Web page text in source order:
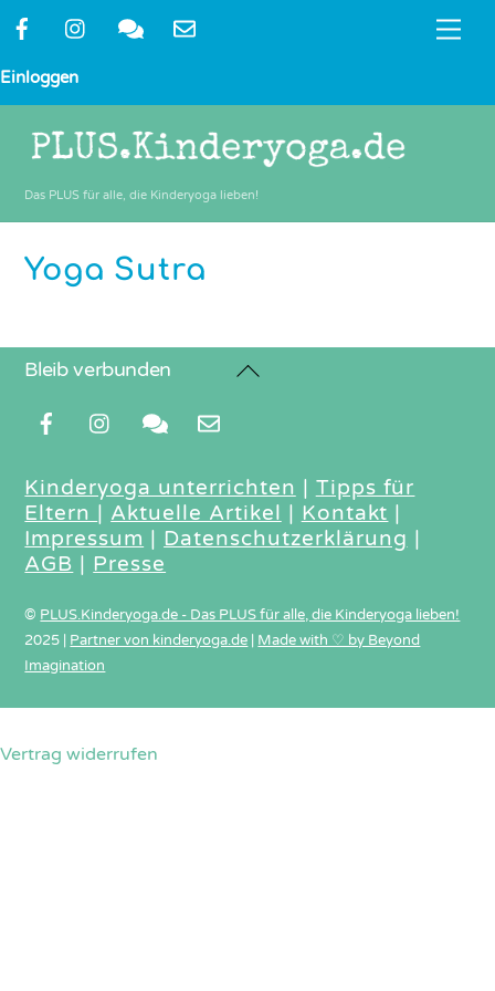
Skip
content
Einloggen
Das PLUS für alle, die Kinderyoga lieben!
Yoga Sutra
Back
Bleib verbunden
Kinderyoga unterrichten | Tipps für
Eltern | Aktuelle Artikel | Kontakt |
Impressum | Datenschutzerklärung |
AGB | Presse
© PLUS.Kinderyoga.de - Das PLUS für alle, die Kinderyoga lieben!
2025
Partner von kinderyoga.de
Made with ♡ by Beyond
Imagination
Vertrag widerrufen